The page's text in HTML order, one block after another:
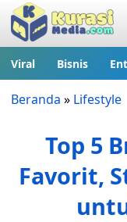
Viral Bisnis
Beranda » Lifestyle
Top 5
Favorit,